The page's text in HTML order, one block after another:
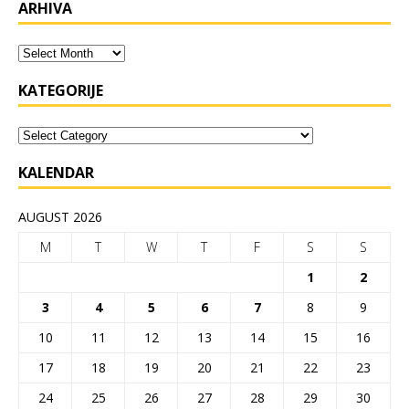
ARHIVA
KATEGORIJE
KALENDAR
AUGUST 2026
M
T W T F S
S
1
2
3
4 5 6 7 8
9
10
11 12 13 14 15
16
17
18 19 20 21 22
23
24
25 26 27 28 29 30